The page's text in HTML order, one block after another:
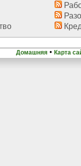
Домашняя • Карта